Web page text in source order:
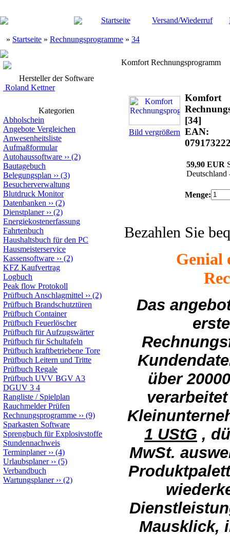
Startseite Versand/Wiederruf
» Startseite » Rechnungsprogramme » 34
Hersteller der Software
Roland Kettner
Kategorien
Abholschein
Angebote Vergleichen
Anwesenheitsliste
Aufmaßformular
Autohaussoftware ›› (2)
Bautagebuch
Belegungsplan ›› (3)
Besucherverwaltung
Blutdruck Monitor
Datenbanken ›› (2)
Dienstplaner›› (2)
Energiekostenerfassung
Fahrtenbuch
Haushaltsbuch für den PC
Hausmeisterservice
Kassensoftware ›› (2)
KFZ Kaufvertrag
Logbuch
Peak flow Protokoll
Prüfbuch Anschlagmittel ›› (2)
Prüfbuch Brandschutztüren
Prüfbuch Container
Prüfbuch Feuerlöscher
Prüfbuch für Aufzugswärter
Prüfbuch für Schultafeln
Prüfbuch kraftbetriebene Tore
Prüfbuch Leitern und Tritte
Prüfbuch Regale
Prüfbuch UVV BGV A3
DGUV 3 4
Rangliste / Spielplan
Rauchmelder Prüfen
Rechnungsprogramme ›› (9)
Sparkasten Software
Sprengbuch für Explosivstoffe
Stundennachweis
Terminplaner›› (4)
Urlaubsplaner›› (5)
Verbandbuch
Wartungsplaner›› (2)
Komfort Rechnungsprogramm
Bild vergrößern
Komfort
[34]
EAN:
59,90 EUR
Deutschland
Menge:
Bezahlen Sie
Genial
Das
über
1 UStG ,
MwSt.
Mausklick,